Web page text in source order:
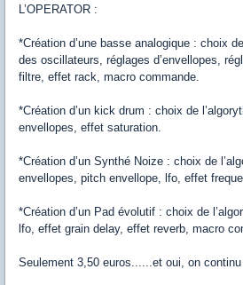
L’OPERATOR :
*Création d’une basse analogique : choix
des oscillateurs, réglages d’envellopes,
filtre, effet rack, macro commande.
*Création d’un kick drum : choix de
envellopes, effet saturation.
*Création d’un Synthé Noize : choix de
envellopes, pitch envellope, lfo, effet
*Création d’un Pad évolutif : choix de
lfo, effet grain delay, effet reverb, macro
Seulement 3,50 euros......et oui, on